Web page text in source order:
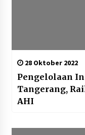
28 Oktober 2022
Pengelolaan
Tangerang,
AHI